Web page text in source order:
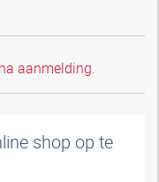
aanmelding.
shop op te